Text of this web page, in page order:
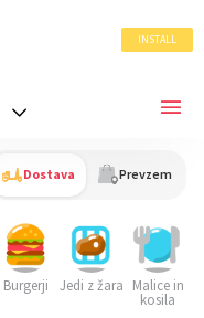
INSTALL
Dostava Prevzem
Burgerji Jedi z žara Malice in
kosila